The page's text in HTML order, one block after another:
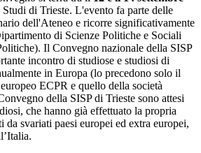
di Trieste. L'evento fa parte delle
dell'Ateneo e ricorre significativamente
di Scienze Politiche e Sociali
Il Convegno nazionale della SISP
incontro di studiose e studiosi di
in Europa (lo precedono solo il
ECPR e quello della società
della SISP di Trieste sono attesi
che hanno già effettuato la propria
da svariati paesi europei ed extra europei,